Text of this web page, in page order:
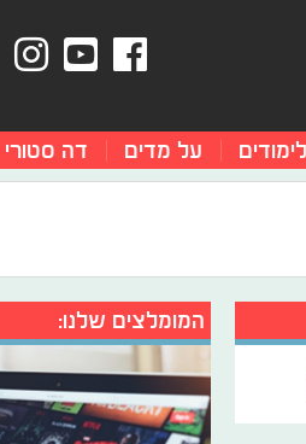
לימודים על מדים דה סטורי
המומלצים שלנו: